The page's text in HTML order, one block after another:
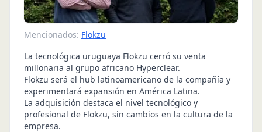
Mencionados: Flokzu
La tecnológica uruguaya Flokzu cerró su venta
millonaria al grupo africano Hyperclear.
Flokzu será el hub latinoamericano de la compañía y
experimentará expansión en América Latina.
La adquisición destaca el nivel tecnológico y
profesional de Flokzu, sin cambios en la cultura de la
empresa.